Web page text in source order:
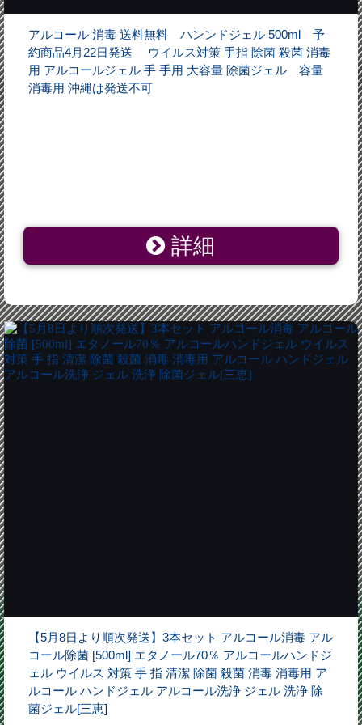
アルコール 消毒 送料無料 ハンンドジェル 500ml 予
約商品4月22日発送 ウイルス対策 手指 除菌 殺菌 消毒
用 アルコールジェル 手 手用 大容量 除菌ジェル 容量
消毒用 沖縄は発送不可
詳細
【5月8日より順次発送】3本セット アルコール消毒 アル
コール除菌 [500ml] エタノール70％ アルコールハンドジ
ェル ウイルス 対策 手 指 清潔 除菌 殺菌 消毒 消毒用 ア
ルコール ハンドジェル アルコール洗浄 ジェル 洗浄 除
菌ジェル[三恵]